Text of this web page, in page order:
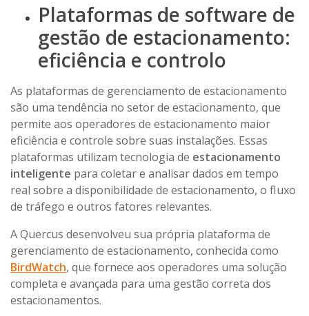
Plataformas de software de
gestão de estacionamento:
eficiência e controlo
As plataformas de gerenciamento de estacionamento
são uma tendência no setor de estacionamento, que
permite aos operadores de estacionamento maior
eficiência e controle sobre suas instalações. Essas
plataformas utilizam tecnologia de estacionamento
inteligente para coletar e analisar dados em tempo
real sobre a disponibilidade de estacionamento, o fluxo
de tráfego e outros fatores relevantes.
A Quercus desenvolveu sua própria plataforma de
gerenciamento de estacionamento, conhecida como
BirdWatch, que fornece aos operadores uma solução
completa e avançada para uma gestão correta dos
estacionamentos.